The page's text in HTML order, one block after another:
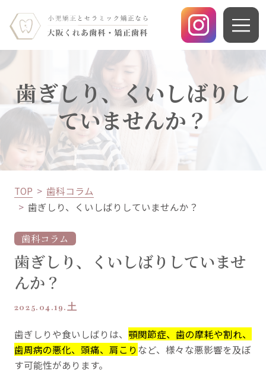
歯ぎしり、くいしばりし
ていませんか？
TOP
歯科コラム
歯ぎしり、くいしばりしていませんか？
歯科コラム
歯ぎしり、くいしばりしていませ
んか？
2025.04.19.土
歯ぎしりや食いしばりは、 顎関節症、歯の摩耗や割れ、
歯周病の悪化、頭痛、肩こりなど、様々な悪影響を及ぼ
す可能性があります。